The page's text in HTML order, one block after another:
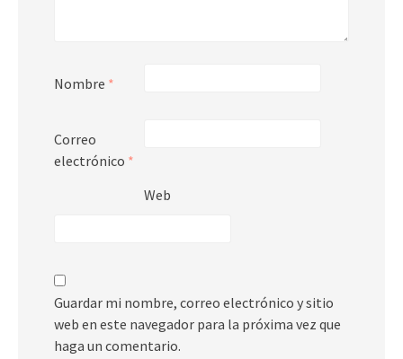
Nombre *
Correo
electrónico *
Web
Guardar mi nombre, correo electrónico y sitio
web en este navegador para la próxima vez que
haga un comentario.